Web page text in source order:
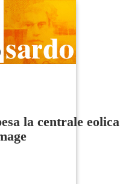
la centrale eolica